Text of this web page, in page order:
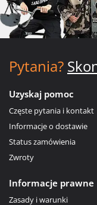
Pytania?
Uzyskaj pomoc
Częste pytania i kontakt
Informacje o dostawie
Status zamówienia
Zwroty
Informacje prawne
Zasady i warunki